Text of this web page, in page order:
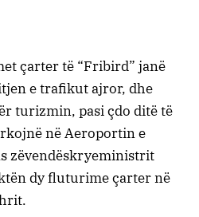
çarter të “Fribird” janë
e trafikut ajror, dhe
turizmin, pasi çdo ditë të
në Aeroportin e
zëvendëskryeministrit
dy fluturime çarter në